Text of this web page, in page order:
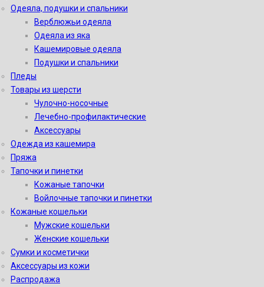
Одеяла, подушки и спальники
Верблюжьи одеяла
Одеяла из яка
Кашемировые одеяла
Подушки и спальники
Пледы
Товары из шерсти
Чулочно-носочные
Лечебно-профилактические
Аксессуары
Одежда из кашемира
Пряжа
Тапочки и пинетки
Кожаные тапочки
Войлочные тапочки и пинетки
Кожаные кошельки
Мужские кошельки
Женские кошельки
Сумки и косметички
Аксессуары из кожи
Распродажа